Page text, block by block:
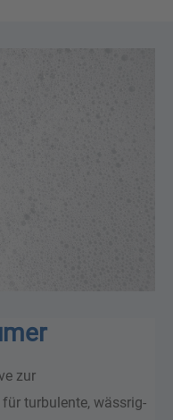
zur
turbulente, wässrig-